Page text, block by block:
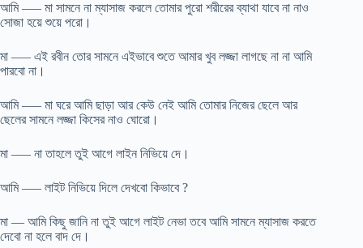
আমি —– মা সামনে না ম্যাসাজ করলে তোমার পুরো শরীরের ব্যাথা যাবে না নাও
সোজা হয়ে শুয়ে পরো।
মা —– এই রবীন তোর সামনে এইভাবে শুতে আমার খুব লজ্জা লাগছে না না আমি
পারবো না।
আমি —– মা ঘরে আমি ছাড়া আর কেউ নেই আমি তোমার নিজের ছেলে আর
ছেলের সামনে লজ্জা কিসের নাও ঘোরো।
মা —– না তাহলে তুই আগে লাইন নিভিয়ে দে।
আমি —– লাইট নিভিয়ে দিলে দেখবো কিভাবে ?
মা — আমি কিছু জানি না তুই আগে লাইট নেভা তবে আমি সামনে ম্যাসাজ করতে
দেবো না হলে বাদ দে।